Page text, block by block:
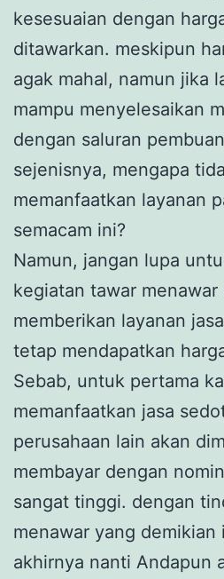
kesesuaian dengan
ditawarkan. meskipun
agak mahal, namun jika
mampu menyelesaikan
dengan saluran
sejenisnya, mengapa
memanfaatkan layanan
semacam ini?
Namun, jangan lupa
kegiatan tawar
memberikan layanan
tetap mendapatkan
Sebab, untuk pertama
memanfaatkan jasa
perusahaan lain akan
membayar dengan
sangat tinggi. dengan
menawar yang demikian
akhirnya nanti Andapun